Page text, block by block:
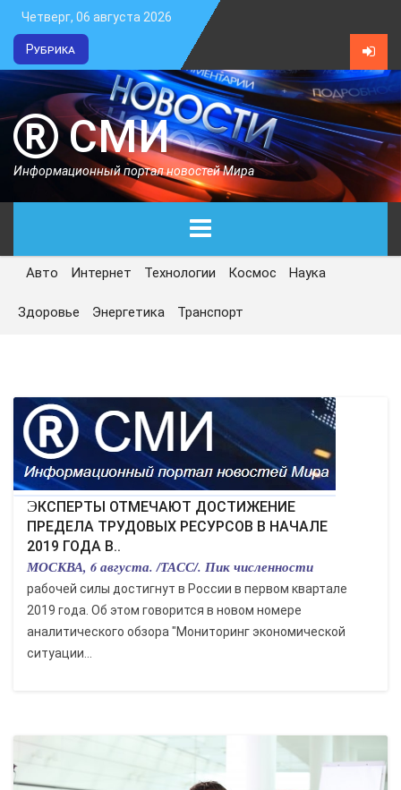
Четверг, 06 августа 2026
Рубрика
СМИ
Информационный портал новостей Мира
ГЛАВНАЯ
СЕГОДНЯ
ЭКОНОМИКА
КУЛЬТУРА
СПОРТ
ВОЕННЫЕ ДЕЙСТВИЯ
ПРОИСШЕСТВИЯ
Авто Интернет Технологии Космос Наука
Здоровье Энергетика Транспорт
ЭКСПЕРТЫ ОТМЕЧАЮТ ДОСТИЖЕНИЕ
ПРЕДЕЛА ТРУДОВЫХ РЕСУРСОВ В НАЧАЛЕ
2019 ГОДА В..
МОСКВА, 6 августа. /ТАСС/. Пик численности
рабочей силы достигнут в России в первом квартале
2019 года. Об этом говорится в новом номере
аналитического обзора "Мониторинг экономической
ситуации...